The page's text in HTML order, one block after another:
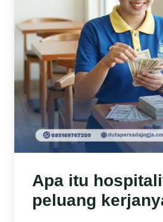
Apa itu
peluang